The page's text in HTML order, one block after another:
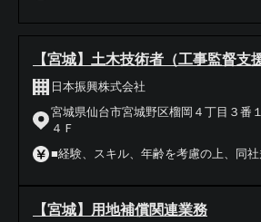
【宮城】土木技術者（工事監督支
日本振興株式会社
宮城県仙台市宮城野区榴岡４丁目３
４Ｆ
■経験、スキル、年齢を考慮の上、同
【宮城】用地補償関連業務